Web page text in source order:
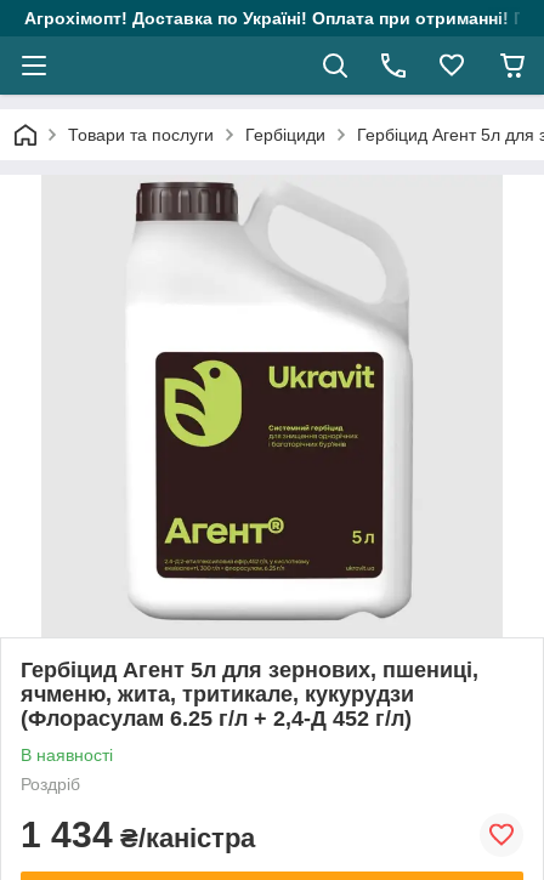
Агрохімопт! Доставка по Україні! Оплата при отриманні!
Товари та послуги Гербіциди Гербіцид Агент 5л
Гербіцид Агент 5л для зернових, пшениці,
ячменю, жита, тритикале, кукурудзи
(Флорасулам 6.25 г/л + 2,4-Д 452 г/л)
В наявності
Роздріб
1 434 ₴/каністра